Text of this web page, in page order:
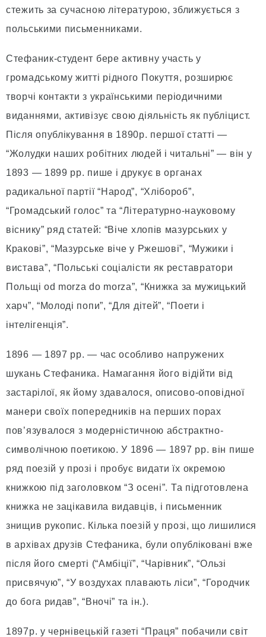
стежить за сучасною літературою, зближується з
польськими письменниками.
Стефаник-студент бере активну участь у
громадському житті рідного Покуття, розширює
творчі контакти з українськими періодичними
виданнями, активізує свою діяльність як публіцист.
Після опублікування в 1890р. першої статті —
“Жолудки наших робітних людей і читальні” — він у
1893 — 1899 рр. пише і друкує в органах
радикальної партії “Народ”, “Хлібороб”,
“Громадський голос” та “Літературно-науковому
віснику” ряд статей: “Віче хлопів мазурських у
Кракові”, “Мазурське віче у Ржешові”, “Мужики і
вистава”, “Польські соціалісти як реставратори
Польщі od morza do morza”, “Книжка за мужицький
харч”, “Молоді попи”, “Для дітей”, “Поети і
інтелігенція”.
1896 — 1897 рр. — час особливо напружених
шукань Стефаника. Намагання його відійти від
застарілої, як йому здавалося, описово-оповідної
манери своїх попередників на перших порах
пов’язувалося з модерністичною абстрактно-
символічною поетикою. У 1896 — 1897 рр. він пише
ряд поезій у прозі і пробує видати їх окремою
книжкою під заголовком “З осені”. Та підготовлена
книжка не зацікавила видавців, і письменник
знищив рукопис. Кілька поезій у прозі, що лишилися
в архівах друзів Стефаника, були опубліковані вже
після його смерті (“Амбіції”, “Чарівник”, “Ользі
присвячую”, “У воздухах плавають ліси”, “Городчик
до бога ридав”, “Вночі” та ін.).
1897р. у чернівецькій газеті “Праця” побачили світ